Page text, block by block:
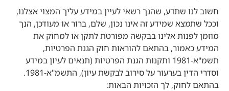
חשוב לנו שתדע, שהנך רשאי לעיין במידע עליך המצוי אצלנו,
וככל שתמצא שמידע זה אינו נכון, שלם, ברור או מעודכן, הנך
מוזמן לפנות אלינו בבקשה מפורטת לתקן או למחוק את
המידע כאמור, בהתאם להוראות חוק הגנת הפרטיות,
תשמ"א-1981 ותקנות הגנת הפרטיות (תנאים לעיון במידע
וסדרי הדין בערעור על סירוב לבקשת עיון), התשמ"א-1981.
בהתאם לחוק, לך הזכויות הבאות: